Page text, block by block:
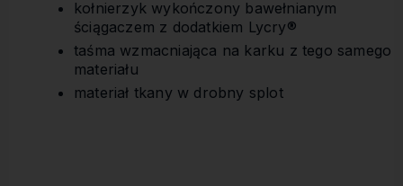
kołnierzyk wykończony bawełnianym
ściągaczem z dodatkiem Lycry®
taśma wzmacniająca na karku z tego samego
materiału
materiał tkany w drobny splot